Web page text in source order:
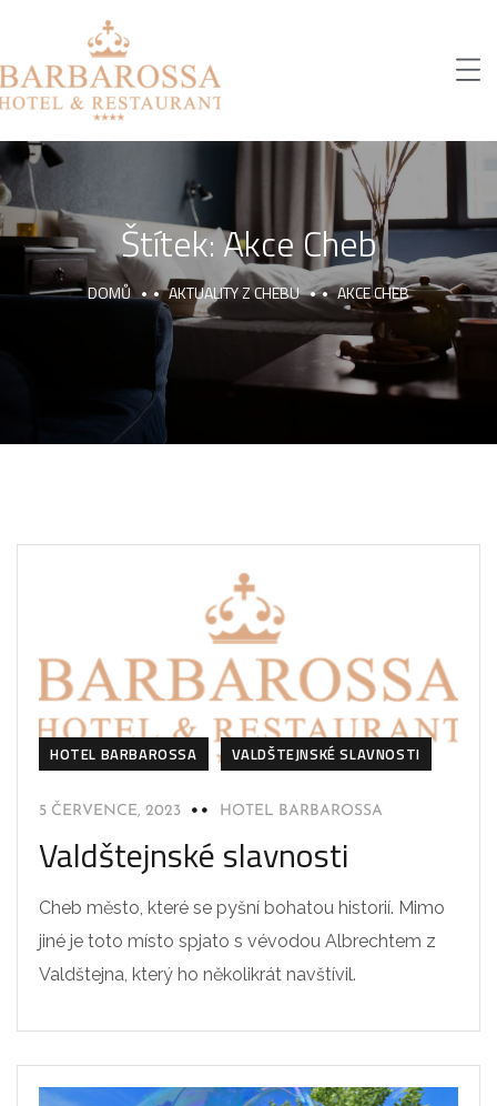
Štítek:Akce Cheb
DOMŮ AKTUALITY Z CHEBU AKCE CHEB
HOTEL BARBAROSSA VALDŠTEJNSKÉ SLAVNOSTI
5 ČERVENCE, 2023 HOTEL BARBAROSSA
Valdštejnské slavnosti
Cheb město, které se pyšní bohatou historií. Mimo
jiné je toto místo spjato s vévodou Albrechtem z
Valdštejna, který ho několikrát navštívil.